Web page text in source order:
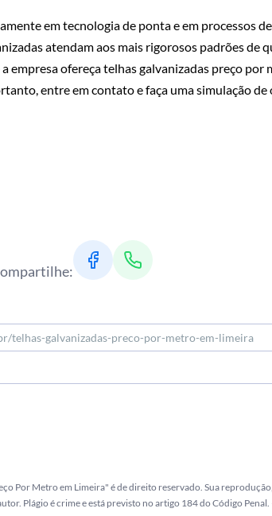
em tecnologia de ponta e em processos
atendam aos mais rigorosos padrões de
empresa ofereça telhas galvanizadas preço por
entre em contato e faça uma simulação
Por Metro em Limeira" é de direito reservado. Sua
Plágio é crime e está previsto no artigo 184 do Código Penal.